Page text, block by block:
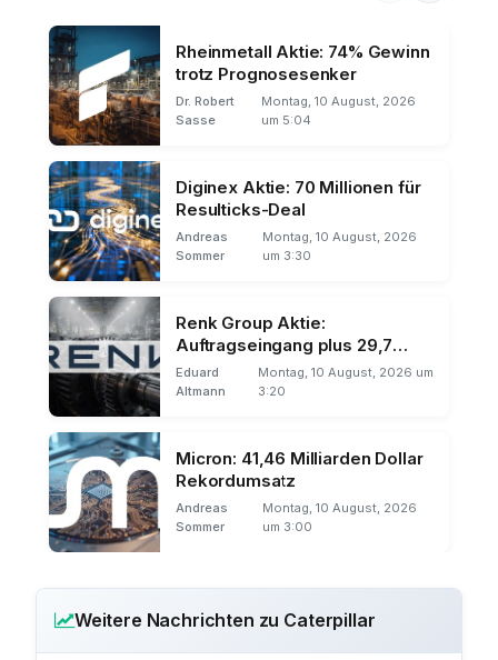
Rheinmetall Aktie: 74% Gewinn
trotz Prognosesenker
Dr. Robert
Sasse
Montag, 10 August, 2026
um 5:04
Diginex Aktie: 70 Millionen für
Resulticks-Deal
Andreas
Sommer
Montag, 10 August, 2026
um 3:30
Renk Group Aktie:
Auftragseingang plus 29,7
Prozent
Eduard
Altmann
Montag, 10 August, 2026 um
3:20
Micron: 41,46 Milliarden Dollar
Rekordumsatz
Andreas
Sommer
Montag, 10 August, 2026
um 3:00
Weitere Nachrichten zu Caterpillar